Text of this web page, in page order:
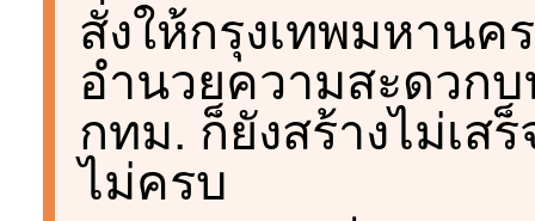
สั่งให้กรุงเทพมหาน
อำนวยความสะดวก
กทม. ก็ยังสร้างไม่เส
ไม่ครบ